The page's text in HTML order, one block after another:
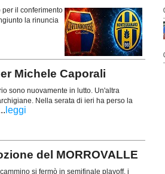
per il conferimento
la rinuncia
Michele Caporali
sono nuovamente in lutto. Un'altra
Nella serata di ieri ha perso la
leggi
del MORROVALLE
si fermò in semifinale playoff, i